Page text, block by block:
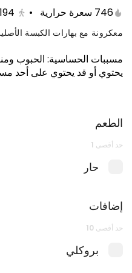
746 سعرة حرارية •
194
معكرونة مع بهارات الكبسة
مسببات الحساسية: الحبوب
يحتوي أو قد يحتوي على أحد
الطعم
حد أقصى 1
حار
إضافات
حد أقصى 10
بروكلي